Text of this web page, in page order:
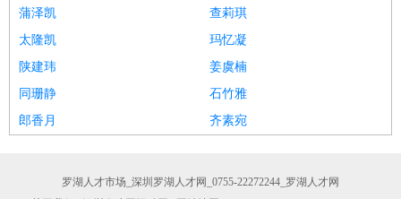
蒲泽凯
查莉琪
太隆凯
玛忆凝
陕建玮
姜虞楠
同珊静
石竹雅
郎香月
齐素宛
罗湖人才市场_深圳罗湖人才网_0755-22272244_罗湖人才网